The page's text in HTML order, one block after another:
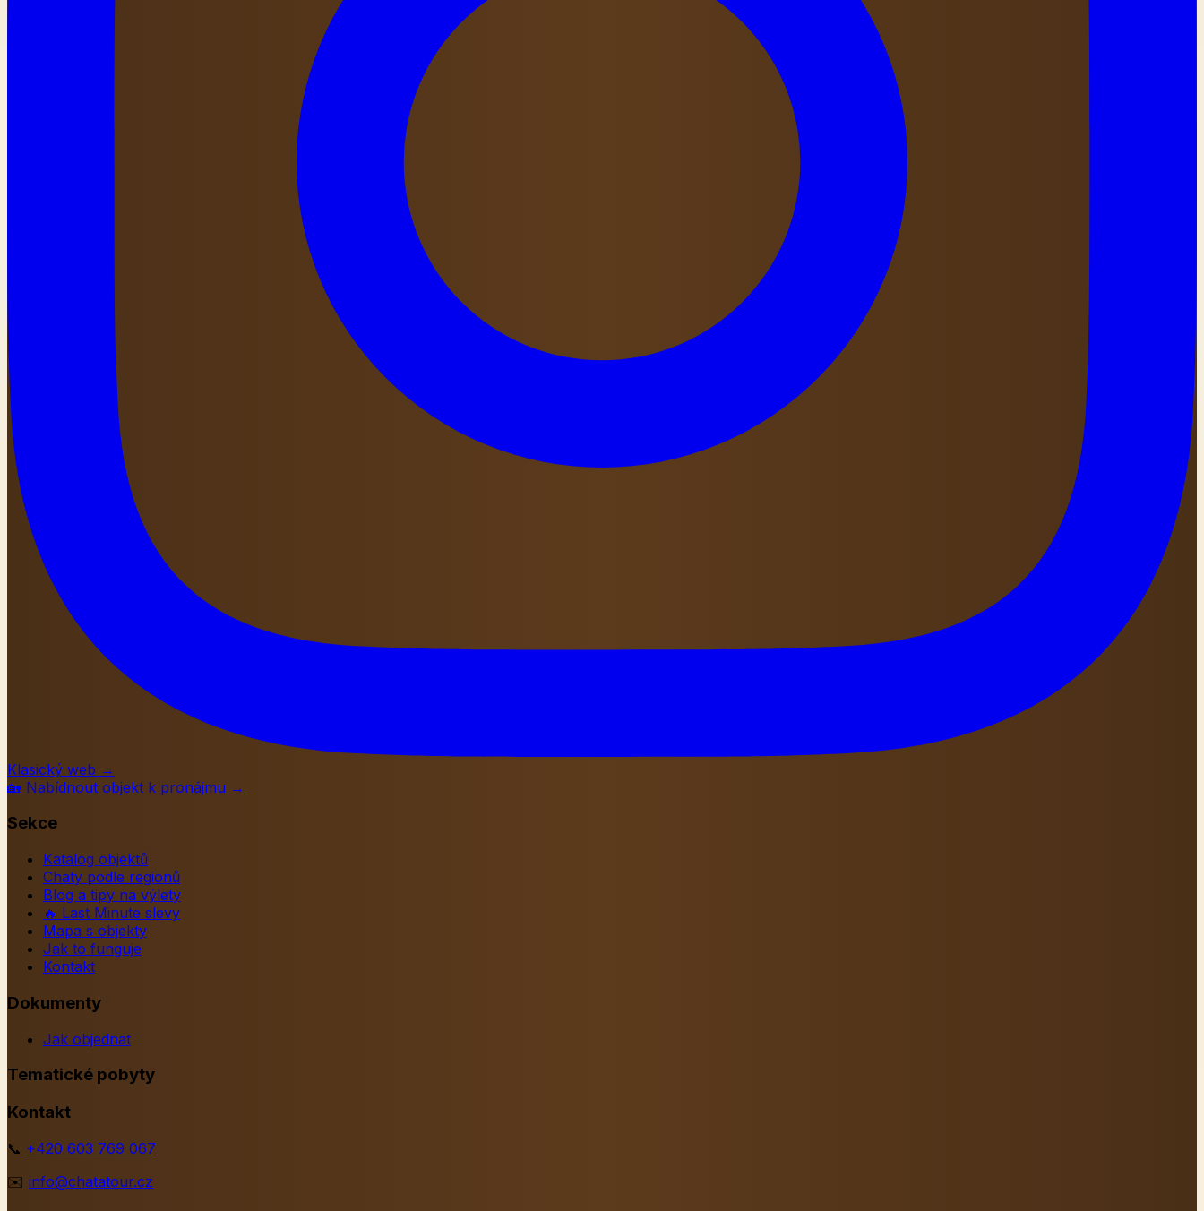
Klasický web →
🏡 Nabídnout objekt k pronájmu →
Sekce
Katalog objektů
Chaty podle regionů
Blog a tipy na výlety
🔥 Last Minute slevy
Mapa s objekty
Jak to funguje
Kontakt
Dokumenty
Jak objednat
Tematické pobyty
Kontakt
📞 +420 603 769 067
✉️ info@chatatour.cz